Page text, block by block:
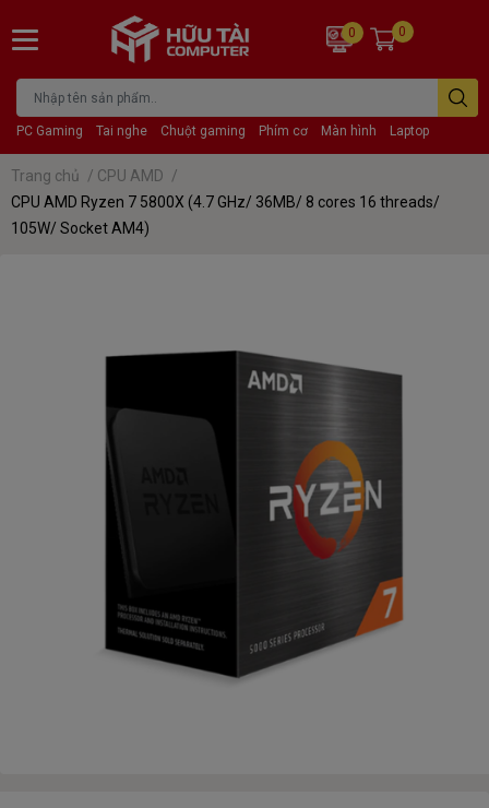
PC Gaming Tai nghe Chuột gaming Phím cơ Màn hình Laptop
0 0
Trang chủ / CPU AMD /
CPU AMD Ryzen 7 5800X (4.7 GHz/ 36MB/ 8 cores 16 threads/
105W/ Socket AM4)